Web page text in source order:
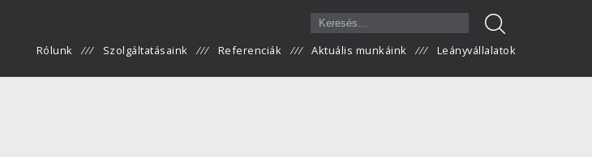
Rólunk Szolgáltatásaink Referenciák Aktuális munkáink Leányvállalatok